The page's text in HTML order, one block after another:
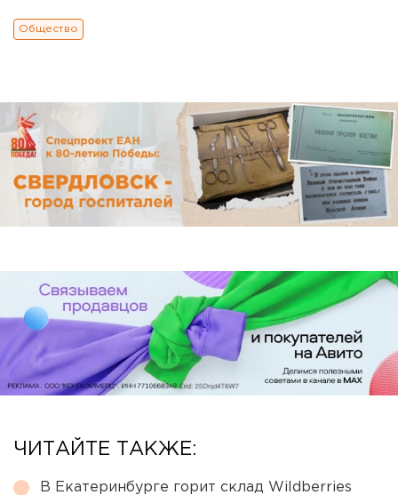
Общество
ЧИТАЙТЕ ТАКЖЕ:
В Екатеринбурге горит склад Wildberries